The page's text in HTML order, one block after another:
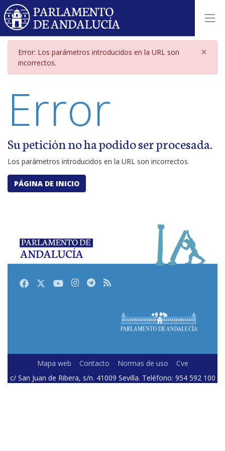
Página de error por parámetros
Error: Los parámetros introducidos en la URL son
incorrectos.
×
Error
Su petición no ha podido ser procesada.
Los parámetros introducidos en la URL son incorrectos.
PÁGINA DE INICIO
FacebookTwitterYoutubeInstagram
Telegram
RSS
Mapa web Contacto Normas de uso
Cve
c/ San Juan de Ribera, s/n. 41009 Sevilla. Teléfono: 954 592 100